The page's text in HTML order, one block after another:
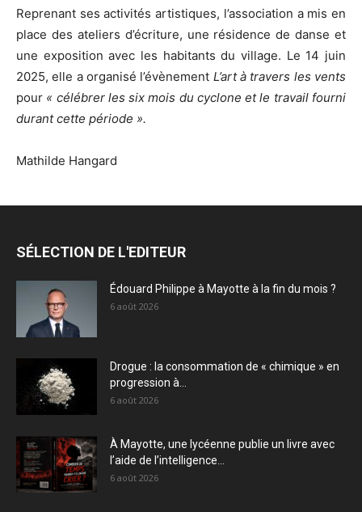
Reprenant ses activités artistiques, l’association a mis en
place des ateliers d’écriture, une résidence de danse et
une exposition avec les habitants du village. Le 14 juin
2025, elle a organisé l’évènement L’art à travers les vents
pour « célébrer les six mois du cyclone et le travail fourni
durant cette période ».
Mathilde Hangard
SÉLECTION DE L'EDITEUR
Édouard Philippe à Mayotte à la fin du mois ?
6 août 2026
Drogue : la consommation de « chimique » en
progression à...
6 août 2026
À Mayotte, une lycéenne publie un livre avec
l’aide de l’intelligence...
6 août 2026